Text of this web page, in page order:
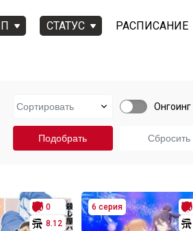
СТАТУС РАСПИСАНИЕ
Онгоинг
0
8.12
6 серия